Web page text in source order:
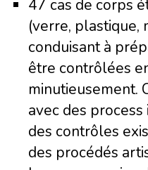
47 cas de corps
(verre, plastique,
conduisant à
être contrôlées
minutieusement.
avec des
des contrôles
des procédés